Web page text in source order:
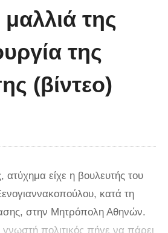
μικρό κορίτσι
της
της
(βίντεο)
είχε η βουλευτής του
κατά τη
στην Μητρόπολη Αθηνών.
πολιτικός πήγε να πάρει